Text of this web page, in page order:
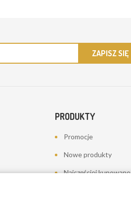
PRODUKTY
Promocje
Nowe produkty
Najczęściej kupowane